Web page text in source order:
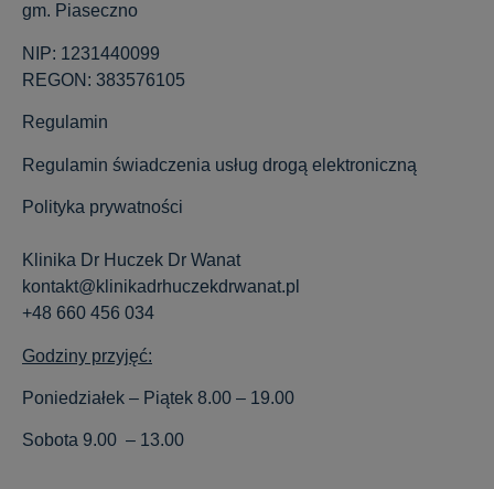
gm. Piaseczno
NIP: 1231440099
REGON: 383576105
Regulamin
Regulamin świadczenia usług drogą elektroniczną
Polityka prywatności
Klinika Dr Huczek Dr Wanat
kontakt@klinikadrhuczekdrwanat.pl
+48 660 456 034
Godziny przyjęć:
Poniedziałek – Piątek 8.00 – 19.00
Sobota 9.00 – 13.00